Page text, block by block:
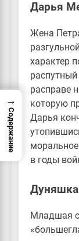
Дарья
Жена
характер
расправе
которую
Дарья
в годы
Младшая
→
Содержание